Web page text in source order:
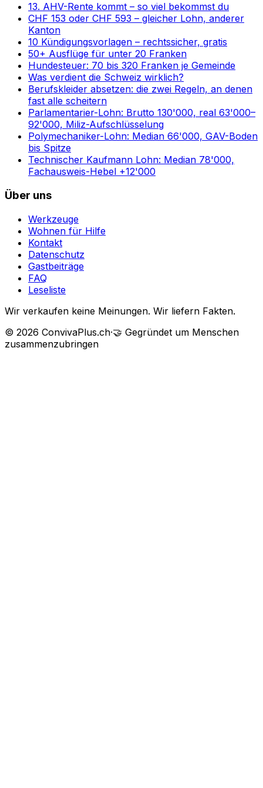
13. AHV-Rente kommt – so viel bekommst du
CHF 153 oder CHF 593 – gleicher Lohn, anderer
Kanton
10 Kündigungsvorlagen – rechtssicher, gratis
50+ Ausflüge für unter 20 Franken
Hundesteuer: 70 bis 320 Franken je Gemeinde
Was verdient die Schweiz wirklich?
Berufskleider absetzen: die zwei Regeln, an denen
fast alle scheitern
Parlamentarier-Lohn: Brutto 130'000, real 63'000–
92'000, Miliz-Aufschlüsselung
Polymechaniker-Lohn: Median 66'000, GAV-Boden
bis Spitze
Technischer Kaufmann Lohn: Median 78'000,
Fachausweis-Hebel +12'000
Über uns
Werkzeuge
Wohnen für Hilfe
Kontakt
Datenschutz
Gastbeiträge
FAQ
Leseliste
Wir verkaufen keine Meinungen. Wir liefern Fakten.
© 2026 ConvivaPlus.ch·🤝 Gegründet um Menschen
zusammenzubringen